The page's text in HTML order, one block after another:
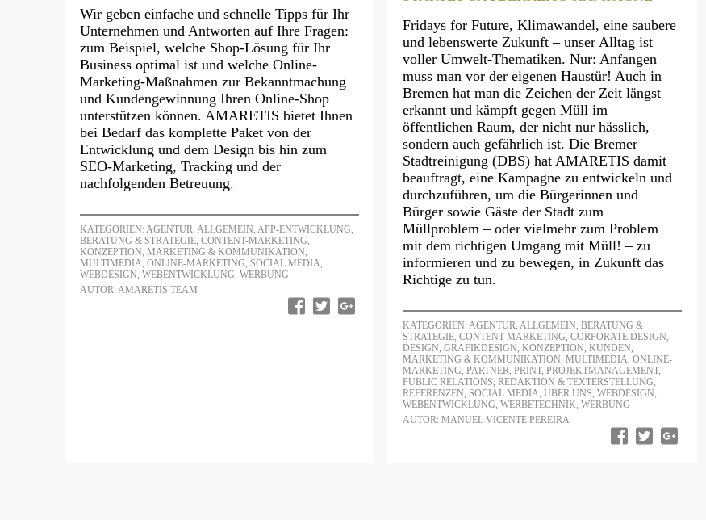
Wir geben einfache und schnelle Tipps für Ihr
Unternehmen und Antworten auf Ihre Fragen:
zum Beispiel, welche Shop-Lösung für Ihr
Business optimal ist und welche Online-
Marketing-Maßnahmen zur Bekanntmachung
und Kundengewinnung Ihren Online-Shop
unterstützen können. AMARETIS bietet Ihnen
bei Bedarf das komplette Paket von der
Entwicklung und dem Design bis hin zum
SEO-Marketing, Tracking und der
nachfolgenden Betreuung.
KATEGORIEN:AGENTUR, ALLGEMEIN, APP-ENTWICKLUNG,
BERATUNG & STRATEGIE, CONTENT-MARKETING,
KONZEPTION, MARKETING & KOMMUNIKATION,
MULTIMEDIA, ONLINE-MARKETING, SOCIAL MEDIA,
WEBDESIGN, WEBENTWICKLUNG, WERBUNG
AUTOR: AMARETIS TEAM
Fridays for Future, Klimawandel, eine saubere
und lebenswerte Zukunft – unser Alltag ist
voller Umwelt-Thematiken. Nur: Anfangen
muss man vor der eigenen Haustür! Auch in
Bremen hat man die Zeichen der Zeit längst
erkannt und kämpft gegen Müll im
öffentlichen Raum, der nicht nur hässlich,
sondern auch gefährlich ist. Die Bremer
Stadtreinigung (DBS) hat AMARETIS damit
beauftragt, eine Kampagne zu entwickeln und
durchzuführen, um die Bürgerinnen und
Bürger sowie Gäste der Stadt zum
Müllproblem – oder vielmehr zum Problem
mit dem richtigen Umgang mit Müll! – zu
informieren und zu bewegen, in Zukunft das
Richtige zu tun.
KATEGORIEN:AGENTUR,ALLGEMEIN,BERATUNG &
STRATEGIE,CONTENT-MARKETING,CORPORATE DESIGN,
DESIGN,GRAFIKDESIGN,KONZEPTION,KUNDEN,
MARKETING & KOMMUNIKATION,MULTIMEDIA,ONLINE-
MARKETING,PARTNER,PRINT,PROJEKTMANAGEMENT,
PUBLIC RELATIONS,REDAKTION & TEXTERSTELLUNG,
REFERENZEN, SOCIAL MEDIA,ÜBER UNS,WEBDESIGN,
WEBENTWICKLUNG,WERBETECHNIK,WERBUNG
AUTOR: MANUEL VICENTE PEREIRA